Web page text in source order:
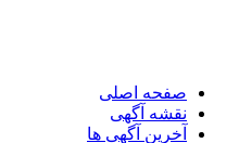
صفحه اصلی
نقشه آگهی
آخرین آگهی ها